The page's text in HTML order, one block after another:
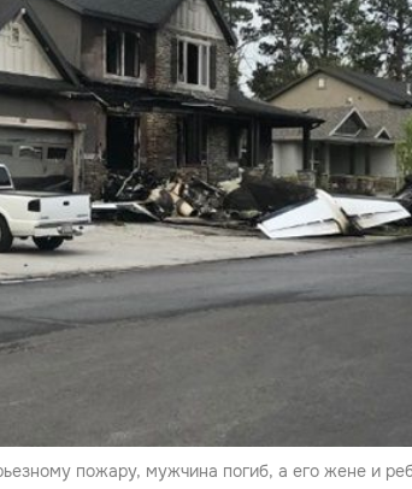
пожару, мужчина погиб, а его жене и